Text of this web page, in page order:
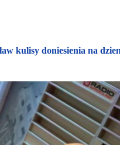
kulisy doniesienia na